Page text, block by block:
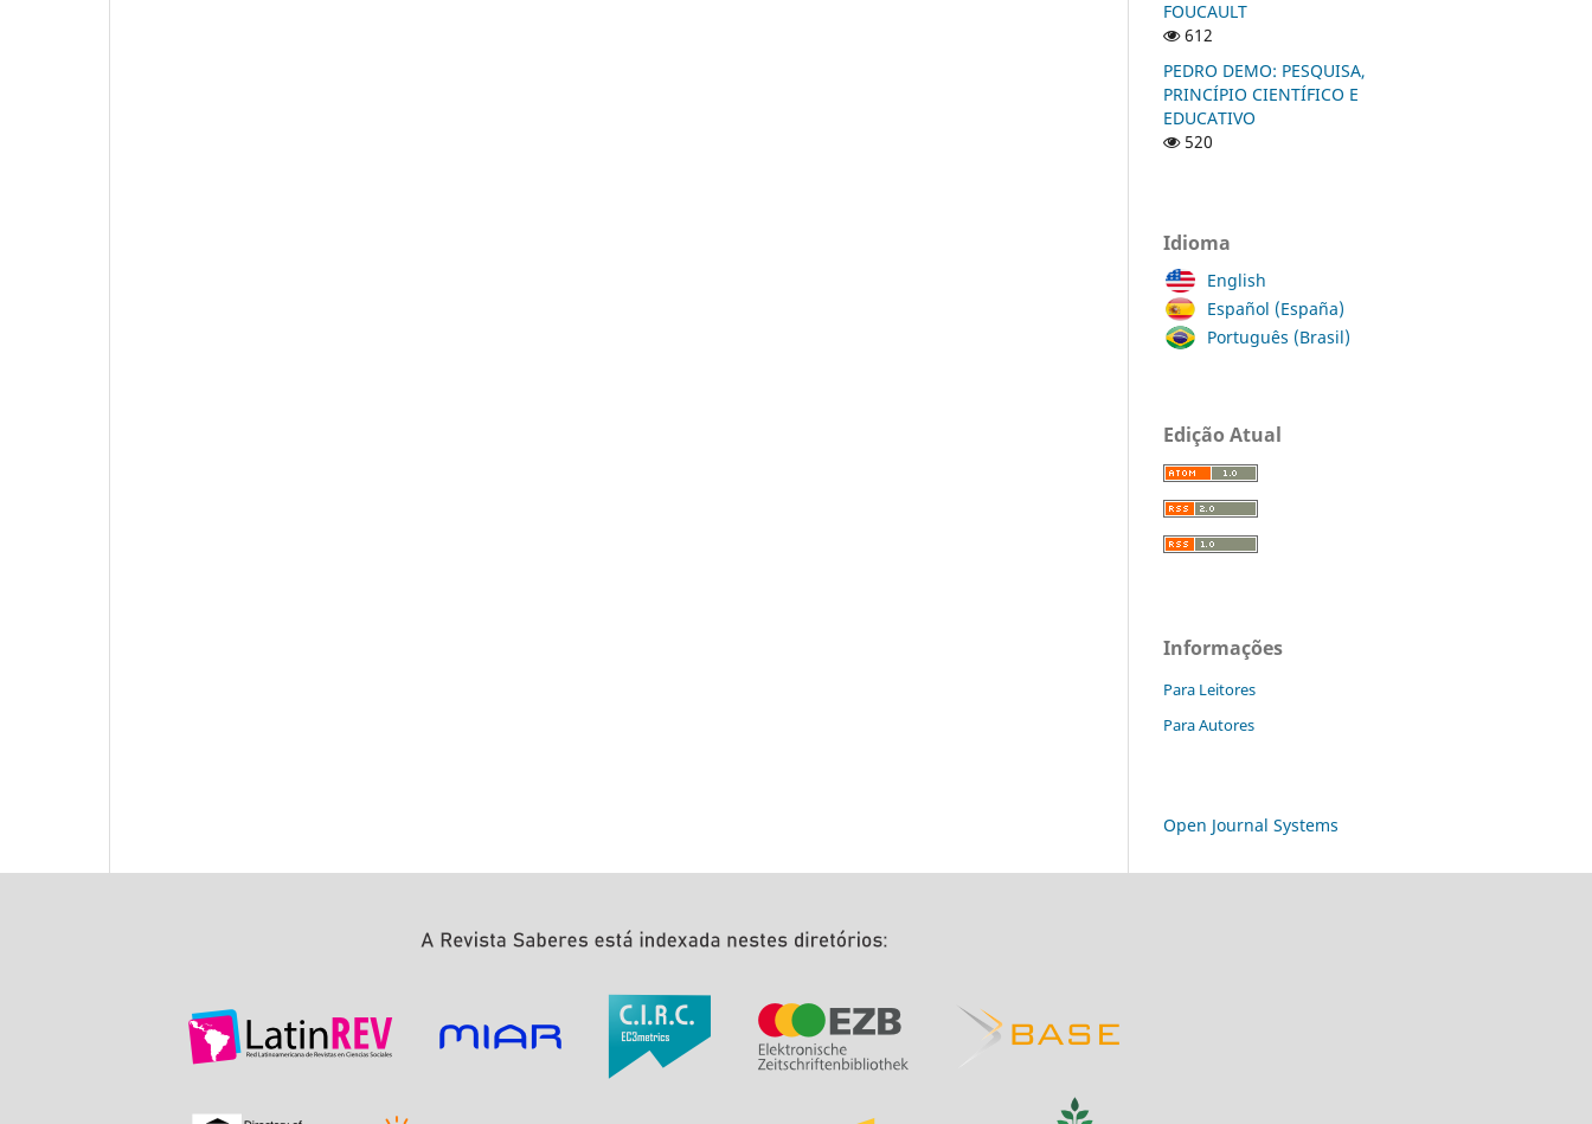
FOUCAULT
612
PEDRO DEMO: PESQUISA,
PRINCÍPIO CIENTÍFICO E
EDUCATIVO
520
Idioma
English
Español (España)
Português (Brasil)
Edição Atual
Informações
Para Leitores
Para Autores
Open Journal Systems